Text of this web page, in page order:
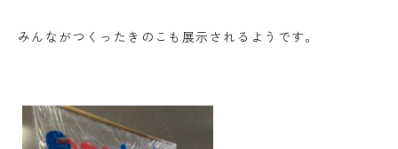
みんながつくったきのこも展示されるようです。